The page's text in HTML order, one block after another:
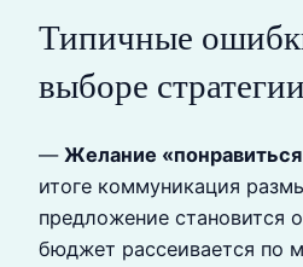
Типичные
выборе стратегии
— Желание
итоге коммуникация
предложение становится
бюджет рассеивается по